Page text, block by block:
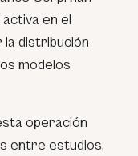
en el
distribución
modelos
operación
entre estudios,